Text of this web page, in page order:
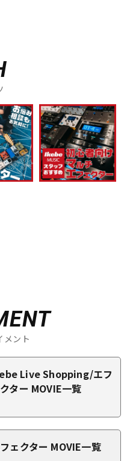
メント
Live Shopping/エフ
ター MOVIE一覧
ェクター MOVIE一覧